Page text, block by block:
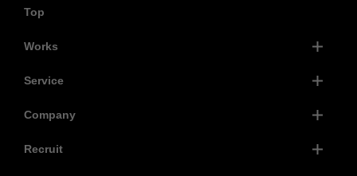
Top
Works
Service
Company
Recruit